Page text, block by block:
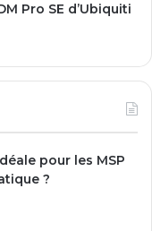
Pro SE d’Ubiquiti
pour les MSP
?